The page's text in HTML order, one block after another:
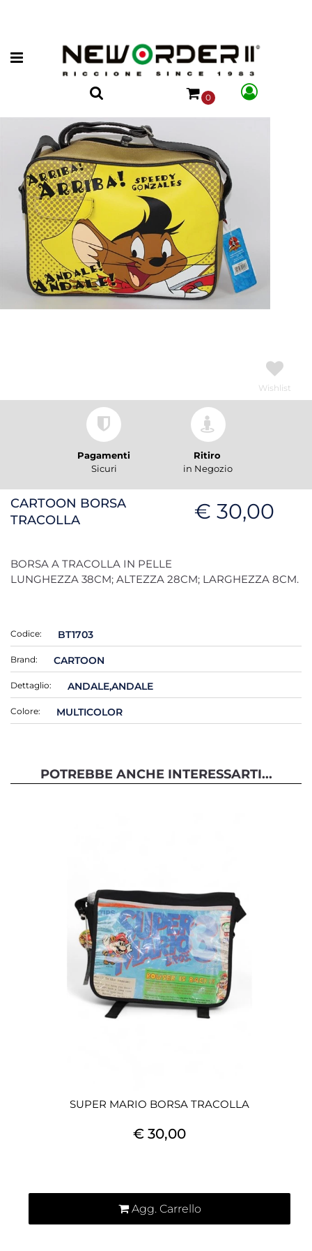
Open menu
0
Wishlist
Pagamenti
Sicuri
Ritiro
in Negozio
CARTOON BORSA
TRACOLLA
€ 30,00
BORSA A TRACOLLA IN PELLE
LUNGHEZZA 38CM; ALTEZZA 28CM; LARGHEZZA 8CM.
Codice: BT1703
Brand: CARTOON
Dettaglio: ANDALE,ANDALE
Colore: MULTICOLOR
POTREBBE ANCHE INTERESSARTI...
SUPER MARIO BORSA TRACOLLA
€ 30,00
Agg. Carrello